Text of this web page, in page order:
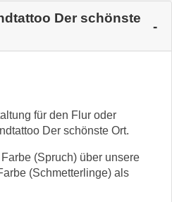
Der schönste
für den Flur oder
Der schönste Ort.
(Spruch) über unsere
(Schmetterlinge) als